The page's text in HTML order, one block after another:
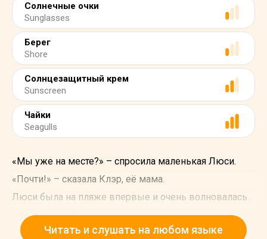
Солнечные очки
Sunglasses
Берег
Shore
Солнцезащитный крем
Sunscreen
Чайки
Seagulls
«Мы уже на месте?» – спросила маленькая Люси.
«Почти!» – сказала Клэр, её мама.
Люси была на пляже впервые и очень волновалась.
На девочках были купальные костюмы и солнечные
очки.
Читать и слушать на любом языке